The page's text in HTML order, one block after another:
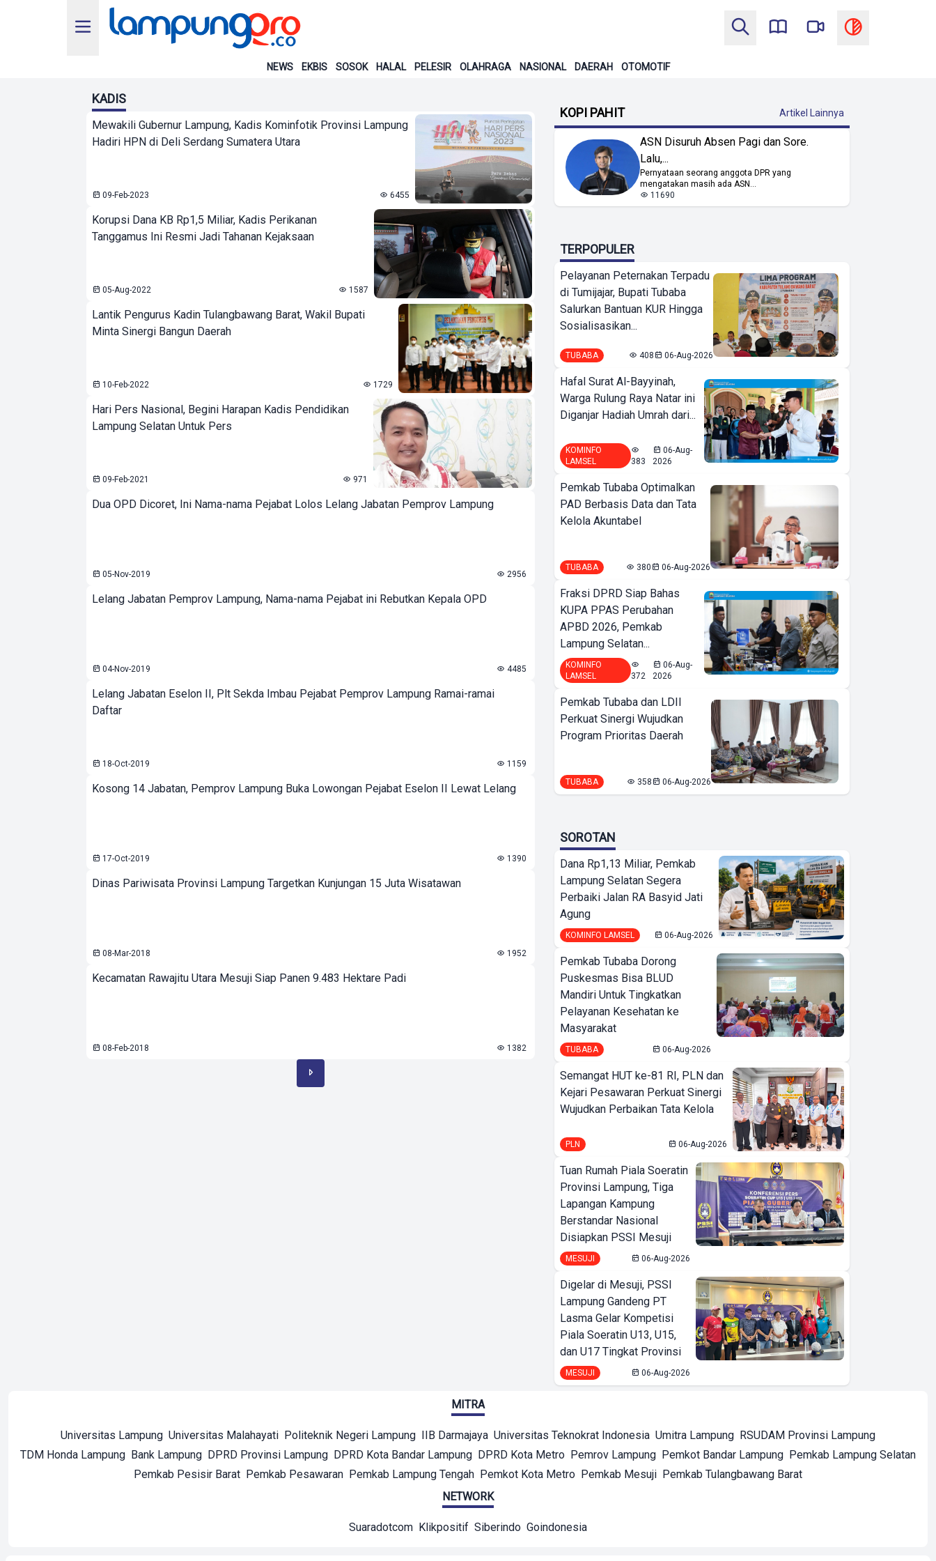
NEWS EKBIS SOSOK HALAL PELESIR OLAHRAGA NASIONAL DAERAH OTOMOTIF
KADIS
Mewakili Gubernur Lampung, Kadis Kominfotik Provinsi Lampung
Hadiri HPN di Deli Serdang Sumatera Utara
09-Feb-2023 6455
Korupsi Dana KB Rp1,5 Miliar, Kadis Perikanan
Tanggamus Ini Resmi Jadi Tahanan Kejaksaan
05-Aug-2022 1587
Lantik Pengurus Kadin Tulangbawang Barat, Wakil Bupati
Minta Sinergi Bangun Daerah
10-Feb-2022 1729
Hari Pers Nasional, Begini Harapan Kadis Pendidikan
Lampung Selatan Untuk Pers
09-Feb-2021 971
Dua OPD Dicoret, Ini Nama-nama Pejabat Lolos Lelang Jabatan Pemprov Lampung
05-Nov-2019 2956
Lelang Jabatan Pemprov Lampung, Nama-nama Pejabat ini Rebutkan Kepala OPD
04-Nov-2019 4485
Lelang Jabatan Eselon II, Plt Sekda Imbau Pejabat Pemprov Lampung Ramai-ramai
Daftar
18-Oct-2019 1159
Kosong 14 Jabatan, Pemprov Lampung Buka Lowongan Pejabat Eselon II Lewat Lelang
17-Oct-2019 1390
Dinas Pariwisata Provinsi Lampung Targetkan Kunjungan 15 Juta Wisatawan
08-Mar-2018 1952
Kecamatan Rawajitu Utara Mesuji Siap Panen 9.483 Hektare Padi
08-Feb-2018 1382
KOPI PAHIT Artikel Lainnya
ASN Disuruh Absen Pagi dan Sore.
Lalu,...
Pernyataan seorang anggota DPR yang
mengatakan masih ada ASN...
11690
TERPOPULER
Pelayanan Peternakan Terpadu
di Tumijajar, Bupati Tubaba
Salurkan Bantuan KUR Hingga
Sosialisasikan...
TUBABA 408 06-Aug-2026
Hafal Surat Al-Bayyinah,
Warga Rulung Raya Natar ini
Diganjar Hadiah Umrah dari...
KOMINFO
LAMSEL
383
06-Aug-
2026
Pemkab Tubaba Optimalkan
PAD Berbasis Data dan Tata
Kelola Akuntabel
TUBABA 380 06-Aug-2026
Fraksi DPRD Siap Bahas
KUPA PPAS Perubahan
APBD 2026, Pemkab
Lampung Selatan...
KOMINFO
LAMSEL
372
06-Aug-
2026
Pemkab Tubaba dan LDII
Perkuat Sinergi Wujudkan
Program Prioritas Daerah
TUBABA 358 06-Aug-2026
SOROTAN
Dana Rp1,13 Miliar, Pemkab
Lampung Selatan Segera
Perbaiki Jalan RA Basyid Jati
Agung
KOMINFO LAMSEL 06-Aug-2026
Pemkab Tubaba Dorong
Puskesmas Bisa BLUD
Mandiri Untuk Tingkatkan
Pelayanan Kesehatan ke
Masyarakat
TUBABA 06-Aug-2026
Semangat HUT ke-81 RI, PLN dan
Kejari Pesawaran Perkuat Sinergi
Wujudkan Perbaikan Tata Kelola
PLN 06-Aug-2026
Tuan Rumah Piala Soeratin
Provinsi Lampung, Tiga
Lapangan Kampung
Berstandar Nasional
Disiapkan PSSI Mesuji
MESUJI 06-Aug-2026
Digelar di Mesuji, PSSI
Lampung Gandeng PT
Lasma Gelar Kompetisi
Piala Soeratin U13, U15,
dan U17 Tingkat Provinsi
MESUJI 06-Aug-2026
MITRA
Universitas Lampung Universitas Malahayati Politeknik Negeri Lampung IIB Darmajaya Universitas Teknokrat Indonesia Umitra Lampung RSUDAM Provinsi Lampung
TDM Honda Lampung Bank Lampung DPRD Provinsi Lampung DPRD Kota Bandar Lampung DPRD Kota Metro Pemrov Lampung Pemkot Bandar Lampung Pemkab Lampung Selatan
Pemkab Pesisir Barat Pemkab Pesawaran Pemkab Lampung Tengah Pemkot Kota Metro Pemkab Mesuji Pemkab Tulangbawang Barat
NETWORK
Suaradotcom Klikpositif Siberindo Goindonesia